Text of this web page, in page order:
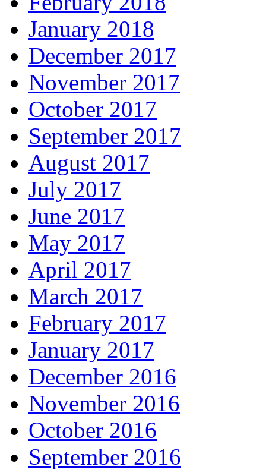
January 2018
December 2017
November 2017
October 2017
September 2017
August 2017
July 2017
June 2017
May 2017
April 2017
March 2017
February 2017
January 2017
December 2016
November 2016
October 2016
September 2016